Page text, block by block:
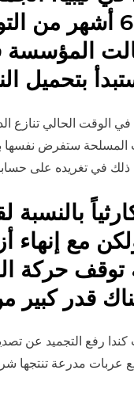
إنتاج وتصدير النفط بعد
المؤسسة
بتحميل
المسلحة ستفرض نفسها
ذلك في تغريده على
عام 2020 كان كارثياً
مع إنهاء
توقف حركة
رفع التجميد عن